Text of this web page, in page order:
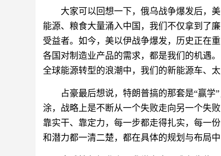
大家可以回想一下，俄乌战争爆发后，
能源、粮食大量涌入中国，我们不仅拿到了
受益者。如今，美以伊战争爆发，历史正
各国对制造业产品的需求，都是我们的机遇
全球能源转型的浪潮中，我们的新能源车、
占豪最后想说，特朗普搞的那套是“赢
涂，战略上是不断从一个失败走向另一个失
靠实干、靠定力，每一步都走得扎实，每一
和潜力都一清二楚，都在具体的规划与布局